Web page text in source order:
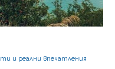
и реални впечатления